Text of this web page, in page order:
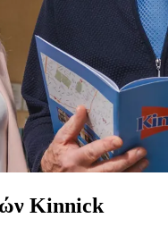
Kinnick